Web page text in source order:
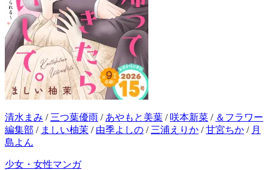
清水まみ / 三つ葉優雨 / あやもと美葉 / 咲本新菜 / ＆フラワー
編集部 / ましい柚茉 / 由季よしの / 三浦えりか /甘宮ちか / 月
島よん
少女・女性マンガ